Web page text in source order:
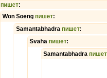
пишет:
Won Soeng пишет:
Samantabhadra пишет:
Svaha пишет:
Samantabhadra пишет